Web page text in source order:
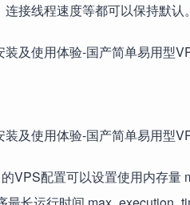
接线程速度等都可以保持默认。
VPS配置可以设置使用内存量